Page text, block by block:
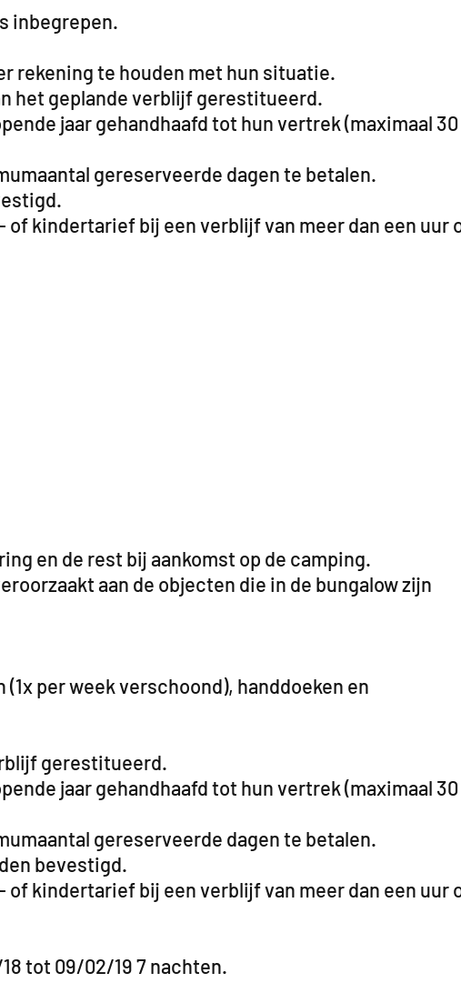
inbegrepen.
rekening te houden met hun situatie.
het geplande verblijf gerestitueerd.
jaar gehandhaafd tot hun vertrek (maximaal 30
gereserveerde dagen te betalen.
kindertarief bij een verblijf van meer dan een uur
en de rest bij aankomst op de camping.
aan de objecten die in de bungalow zijn
per week verschoond), handdoeken en
gerestitueerd.
jaar gehandhaafd tot hun vertrek (maximaal 30
gereserveerde dagen te betalen.
bevestigd.
kindertarief bij een verblijf van meer dan een uur
tot 09/02/19 7 nachten.